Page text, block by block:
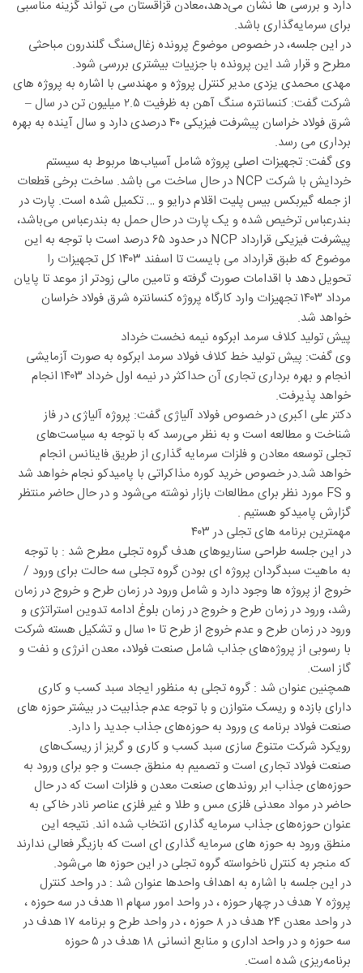
دارد و بررسی ها نشان می‌دهد،معادن قزاقستان می تواند گزینه مناسبی
برای سرمایه‌گذاری باشد.
در این جلسه، در خصوص موضوع پرونده زغال‌سنگ گلندرون مباحثی
مطرح و قرار شد این پرونده با جزییات بیشتری بررسی شود.
مهدی محمدی یزدی مدیر کنترل پروژه و مهندسی با اشاره به پروژه های
شرکت گفت: کنسانتره سنگ آهن به ظرفیت ۲.۵ میلیون تن در سال –
شرق فولاد خراسان پیشرفت فیزیکی ۴۰ درصدی دارد و سال آینده به بهره
برداری می رسد.
وی گفت: تجهیزات اصلی پروژه شامل آسیاب‌ها مربوط به سیستم
خردایش با شرکت NCP در حال ساخت می باشد. ساخت برخی قطعات
از جمله گیربکس بیس پلیت اقلام درایو و … تکمیل شده است. پارت در
بندرعباس ترخیص شده و یک پارت در حال حمل به بندرعباس می‌باشد،
پیشرفت فیزیکی قرارداد NCP در حدود ۶۵ درصد است با توجه به این
موضوع که طبق قرارداد می بایست تا اسفند ۱۴۰۳ کل تجهیزات را
تحویل دهد با اقدامات صورت گرفته و تامین مالی زودتر از موعد تا پایان
مرداد ۱۴۰۳ تجهیزات وارد کارگاه پروژه کنسانتره شرق فولاد خراسان
خواهد شد.
پیش تولید کلاف سرمد ابرکوه نیمه نخست خرداد
وی گفت: پیش تولید خط کلاف فولاد سرمد ابرکوه به صورت آزمایشی
انجام و بهره برداری تجاری آن حداکثر در نیمه اول خرداد ۱۴۰۳ انجام
خواهد پذیرفت.
دکتر علی اکبری در خصوص فولاد آلیاژی گفت: پروژه آلیاژی در فاز
شناخت و مطالعه است و به نظر می‌رسد که با توجه به سیاست‌های
تجلی توسعه معادن و فلزات سرمایه گذاری از طریق فاینانس انجام
خواهد شد.در خصوص خرید کوره مذاکراتی با پامیدکو نجام خواهد شد
و FS مورد نظر برای مطالعات بازار نوشته می‌شود و در حال حاضر منتظر
گزارش پامیدکو هستیم .
مهمترین برنامه های تجلی در ۴۰۳
در این جلسه طراحی سناریوهای هدف گروه تجلی مطرح شد : با توجه
به ماهیت سبدگردان پروژه ای بودن گروه تجلی سه حالت برای ورود /
خروج از پروژه ها وجود دارد و شامل ورود در زمان طرح و خروج در زمان
رشد، ورود در زمان طرح و خروج در زمان بلوغ ادامه تدوین استراتژی و
ورود در زمان طرح و عدم خروج از طرح تا ۱۰ سال و تشکیل هسته شرکت
با رسوبی از پروژه‌های جذاب شامل صنعت فولاد، معدن انرژی و نفت و
گاز است.‌
همچنین عنوان شد : گروه تجلی به منظور ایجاد سبد کسب و کاری
دارای بازده و ریسک متوازن و با توجه عدم جذابیت در بیشتر حوزه های
صنعت فولاد برنامه ی ورود به حوزه‌های جذاب جدید را دارد.
رویکرد شرکت متنوع سازی سبد کسب و کاری و گریز از ریسک‌های
صنعت فولاد تجاری است و تصمیم به منطق جست و جو برای ورود به
حوزه‌های جذاب ابر روندهای صنعت معدن و فلزات است که در حال
حاضر در مواد معدنی فلزی مس و طلا و غیر فلزی عناصر نادر خاکی به
عنوان حوزه‌های جذاب سرمایه گذاری انتخاب شده اند. نتیجه این
منطق ورود به حوزه های سرمایه گذاری ای است که بازیگر فعالی ندارند
که منجر به کنترل ناخواسته گروه تجلی در این حوزه ها می‌شود.
در این جلسه با اشاره به اهداف واحدها عنوان شد : در واحد کنترل
پروژه ۷ هدف در چهار حوزه ، در واحد امور سهام ۱۱ هدف در سه حوزه ،
در واحد معدن ۲۴ هدف در ۸ حوزه ، در واحد طرح و برنامه ۱۷ هدف در
سه حوزه و در واحد اداری و منابع انسانی ۱۸ هدف در ۵ حوزه
برنامه‌ریزی شده است.